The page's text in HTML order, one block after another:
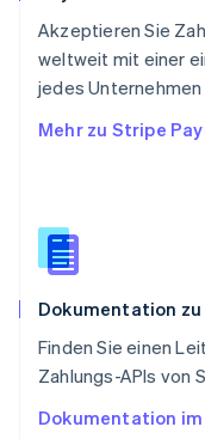
Akzeptieren Sie
weltweit mit einer
jedes
Mehr zu Stripe
Dokumentation
Finden Sie einen
Zahlungs-APIs von
Dokumentation
Singapur
English简体中文
Slowakei
Slowenien
English
Spanien
Thailand
Tschechische
English
English